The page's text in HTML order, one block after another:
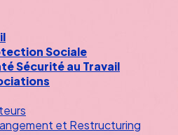
Sociale
Sécurité au Travail